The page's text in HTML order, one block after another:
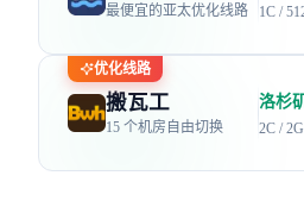
最便宜的亚太优化线路 1C /
优化线路
搬瓦工
15 个机房自由切换 2C /